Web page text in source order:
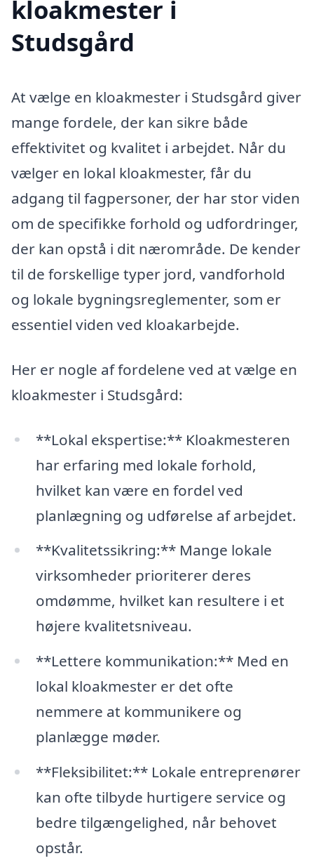
kloakmester i
Studsgård
At vælge en kloakmester i Studsgård giver
mange fordele, der kan sikre både
effektivitet og kvalitet i arbejdet. Når du
vælger en lokal kloakmester, får du
adgang til fagpersoner, der har stor viden
om de specifikke forhold og udfordringer,
der kan opstå i dit nærområde. De kender
til de forskellige typer jord, vandforhold
og lokale bygningsreglementer, som er
essentiel viden ved kloakarbejde.
Her er nogle af fordelene ved at vælge en
kloakmester i Studsgård:
**Lokal ekspertise:** Kloakmesteren
har erfaring med lokale forhold,
hvilket kan være en fordel ved
planlægning og udførelse af arbejdet.
**Kvalitetssikring:** Mange lokale
virksomheder prioriterer deres
omdømme, hvilket kan resultere i et
højere kvalitetsniveau.
**Lettere kommunikation:** Med en
lokal kloakmester er det ofte
nemmere at kommunikere og
planlægge møder.
**Fleksibilitet:** Lokale entreprenører
kan ofte tilbyde hurtigere service og
bedre tilgængelighed, når behovet
opstår.